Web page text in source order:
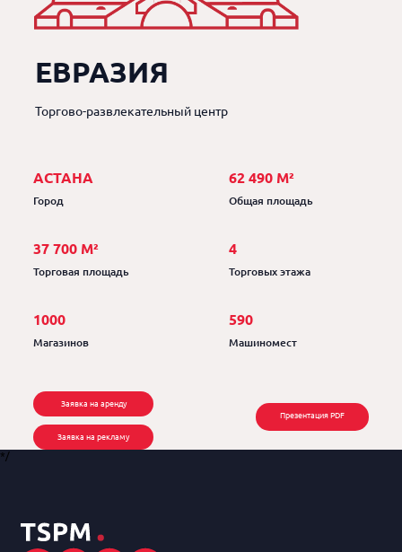
ЕВРАЗИЯ
Торгово-развлекательный центр
АСТАНА
Город
62 490 М²
Общая площадь
37 700 М²
Торговая площадь
4
Торговых этажа
1000
Магазинов
590
Машиномест
Заявка на аренду
Заявка на рекламу
Презентация PDF
*/